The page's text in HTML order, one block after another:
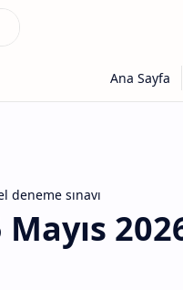
deneme sınavı
Mayıs